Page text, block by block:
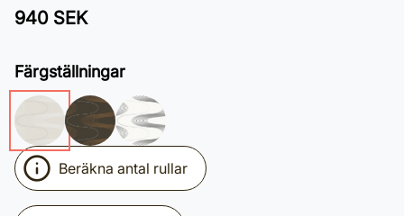
940 SEK
Färgställningar
Beräkna antal rullar